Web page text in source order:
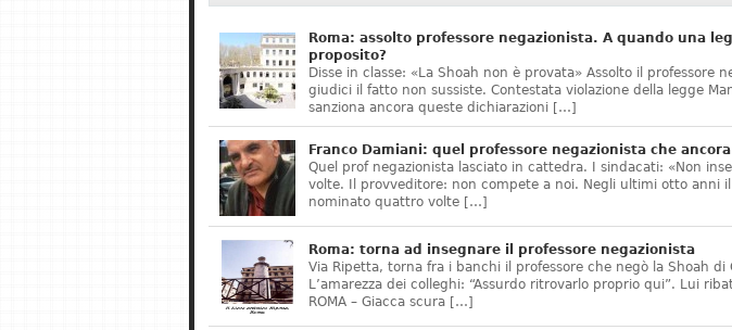
Roma: assolto professore negazionista. A quando una
proposito?
Disse in classe: «La Shoah non è provata» Assolto il professore
giudici il fatto non sussiste. Contestata violazione della legge
sanziona ancora queste dichiarazioni […]
Franco Damiani: quel professore negazionista che
Quel prof negazionista lasciato in cattedra. I sindacati: «Non
volte. Il provveditore: non compete a noi. Negli ultimi otto anni
nominato quattro volte […]
Roma: torna ad insegnare il professore negazionista
Via Ripetta, torna fra i banchi il professore che negò la Shoah di
L’amarezza dei colleghi: “Assurdo ritrovarlo proprio qui”. Lui
ROMA – Giacca scura […]